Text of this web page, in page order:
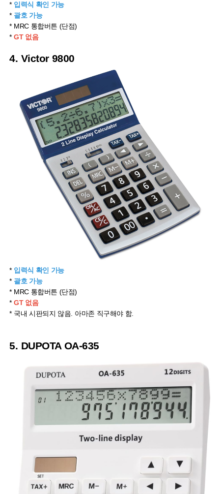
* 입력식 확인 가능
* 괄호 가능
* MRC 통합버튼 (단점)
*GT 없음
4. Victor 9800
* 입력식 확인 가능
* 괄호 가능
* MRC 통합버튼 (단점)
*GT 없음
* 국내 시판되지 않음. 아마존 직구해야 함.
5. DUPOTA OA-635